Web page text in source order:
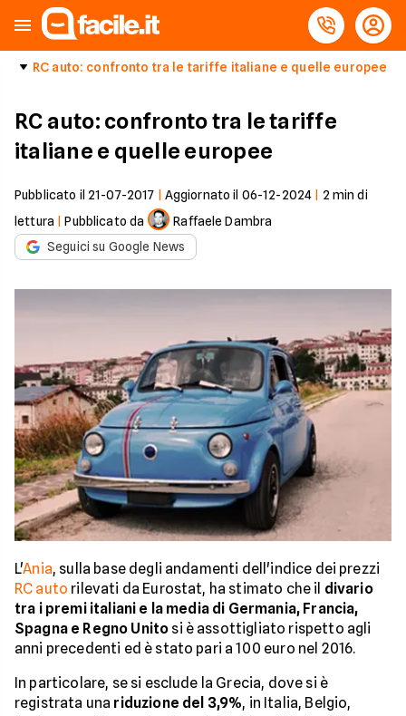
RC auto: confronto tra le tariffe italiane e quelle europee
RC auto: confronto tra le tariffe
italiane e quelle europee
Pubblicato il 21-07-2017 Aggiornato il 06-12-2024 2 min di
lettura |Pubblicato da
Raffaele Dambra
Seguici su Google News
L'Ania, sulla base degli andamenti dell'indice dei prezzi
RC auto rilevati da Eurostat, ha stimato che il divario
tra i premi italiani e la media di Germania, Francia,
Spagna e Regno Unito si è assottigliato rispetto agli
anni precedenti ed è stato pari a 100 euro nel 2016.
In particolare, se si esclude la Grecia, dove si è
registrata una riduzione del 3,9%, in Italia, Belgio,